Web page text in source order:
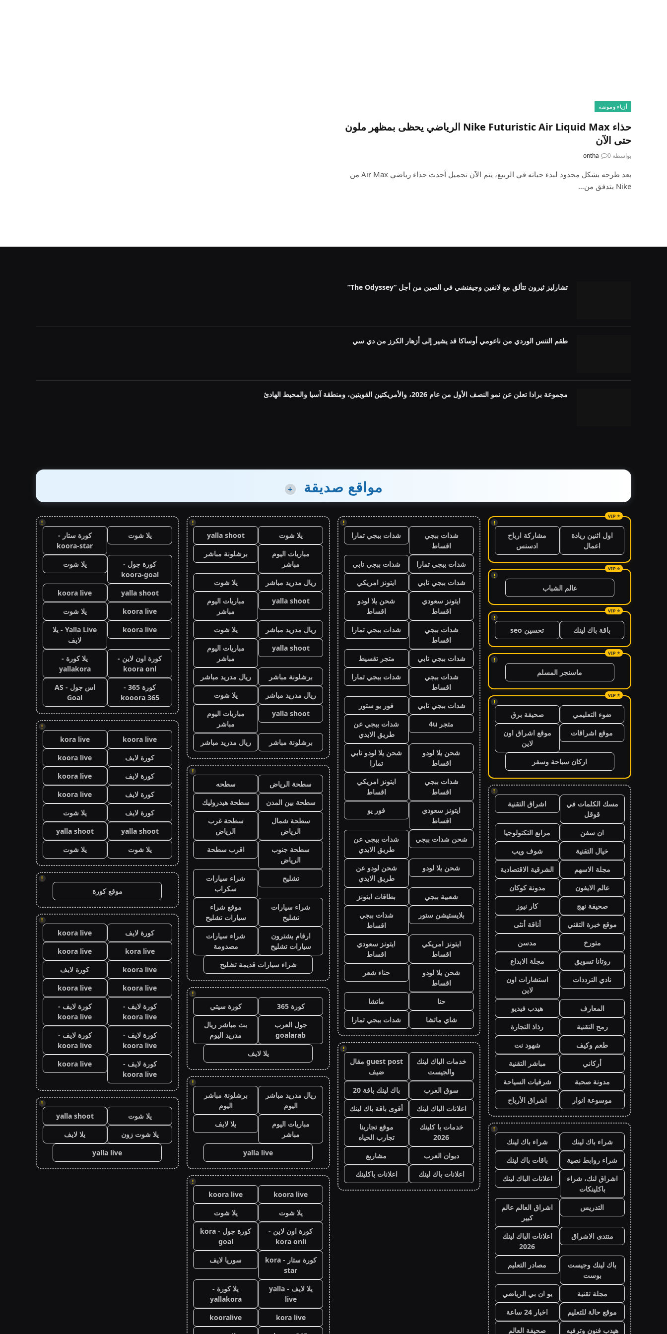
أزياء وموضة
حذاء Nike Futuristic Air Liquid Max الرياضي يحظى بمظهر ملون
حتى الآن
بواسطة ontha 0
بعد طرحه بشكل محدود لبدء حياته في الربيع، يتم الآن تحميل أحدث حذاء رياضي Air Max من
Nike بتدفق من…
تشارليز ثيرون تتألق مع لانفين وجيفنشي في الصين من أجل “The Odyssey”
طقم التنس الوردي من ناعومي أوساكا قد يشير إلى أزهار الكرز من دي سي
مجموعة برادا تعلن عن نمو النصف الأول من عام 2026، والأمريكتين القويتين، ومنطقة آسيا والمحيط الهادئ
مواقع صديقة +
!
اول اثنين ريادة
اعمال
مشاركة ارباح
ادسنس
!
عالم الشباب
!
باقة باك لينك تحسين seo
!
ماسنجر المسلم
!
ضوء التعليمي
صحيفة برق
موقع اشراقات
موقع اشراق اون
لاين
اركان سياحة وسفر
!
مسك الكلمات في
قوقل
اشراق التقنية
ان سفن
مرابع التكنولوجيا
خيال التقنية
شوف ويب
مجلة الاسهم
الشرقية الاقتصادية
عالم الايفون
مدونة كوكان
صحيفة نهج
كار نيوز
موقع خبرة التقني
أناقة أنثى
متورخ
مدسن
روتانا تسويق
مجلة الابداع
نادي الترددات
استشارات اون
لاين
المعارف
هيدب فيديو
رمح التقنية
رذاذ التجارة
طعم وكيف
شهود نت
أركاني
مباشر التقنية
مدونة صحبة
شرقيات السياحة
موسوعة انوار
اشراق الأرباح
!
شراء باك لينك
شراء باك لينك
شراء روابط نصية
باقات باك لينك
اشراق لنك، شراء
باكلينكات
اعلانات الباك لينك
التدريس
اشراق العالم عالم
كبير
منتدى الاشراق
اعلانات الباك لينك
2026
باك لينك وجيست
بوست
مصادر التعليم
مجلة تقنية
يو ان بي الرياضي
موقع حالة للتعليم
اخبار 24 ساعة
هيدب فنون وترفيه
صحيفة العالم
!
شدات ببجي
اقساط
شدات ببجي تمارا
شدات ببجي تمارا
شدات ببجي تابي
شدات ببجي تابي
ايتونز امريكي
ايتونز سعودي
اقساط
شحن يلا لودو
اقساط
شدات ببجي
اقساط
شدات ببجي تمارا
شدات ببجي تابي
متجر تقسيط
شدات ببجي
اقساط
شدات ببجي تمارا
شدات ببجي تابي
فور يو ستور
متجر 4u
شدات ببجي عن
طريق الايدي
شحن يلا لودو
اقساط
شحن يلا لودو تابي
تمارا
شدات ببجي
اقساط
ايتونز امريكي
اقساط
ايتونز سعودي
اقساط
فور يو
شحن شدات ببجي
شدات ببجي عن
طريق الايدي
شحن يلا لودو
شحن لودو عن
طريق الايدي
شعبية ببجي
بطاقات ايتونز
بلايستيشن ستور
شدات ببجي
اقساط
ايتونز امريكي
اقساط
ايتونز سعودي
اقساط
شحن يلا لودو
اقساط
حناء شعر
حنا
ماتشا
شاي ماتشا
شدات ببجي تمارا
!
خدمات الباك لينك
والجيست
guest post مقال
ضيف
سوق العرب
باك لينك باقة 20
اعلانات الباك لينك
أقوى باقة باك لينك
خدمات با كلينك
2026
موقع تجاربنا
تجارب الحياه
ديوان العرب
مشاريع
اعلانات باك لينك
اعلانات باكلينك
!
يلا شوت
yalla shoot
مباريات اليوم
مباشر
برشلونة مباشر
ريال مدريد مباشر
يلا شوت
yalla shoot
مباريات اليوم
مباشر
ريال مدريد مباشر
يلا شوت
yalla shoot
مباريات اليوم
مباشر
برشلونة مباشر
ريال مدريد مباشر
ريال مدريد مباشر
يلا شوت
yalla shoot
مباريات اليوم
مباشر
برشلونة مباشر
ريال مدريد مباشر
!
سطحة الرياض
سطحه
سطحة بين المدن
سطحة هيدروليك
سطحة شمال
الرياض
سطحة غرب
الرياض
سطحة جنوب
الرياض
اقرب سطحة
تشليح
شراء سيارات
سكراب
شراء سيارات
تشليح
موقع شراء
سيارات تشليح
ارقام يشترون
سيارات تشليح
شراء سيارات
مصدومة
شراء سيارات قديمة تشليح
!
كورة 365
كورة سيتي
جول العرب
goalarab
بث مباشر ريال
مدريد اليوم
يلا لايف
!
ريال مدريد مباشر
اليوم
برشلونة مباشر
اليوم
مباريات اليوم
مباشر
يلا لايف
yalla live
!
koora live
koora live
يلا شوت
يلا شوت
كورة اون لاين -
kora onli
كورة جول - kora
goal
كورة ستار - kora
star
سوريا لايف
يلا لايف - yalla
live
يلا كورة -
yallakora
kora live
kooralive
!
يلا شوت
كورة ستار -
koora-star
كورة جول -
koora-goal
يلا شوت
yalla shoot
koora live
koora live
يلا شوت
koora live
Yalla Live - يلا
لايف
كورة اون لاين -
koora onl
يلا كورة -
yallakora
كورة 365 -
kooora 365
اس جول - AS
Goal
!
koora live
kora live
كورة لايف
koora live
كورة لايف
koora live
كورة لايف
koora live
كورة لايف
يلا شوت
yalla shoot
yalla shoot
يلا شوت
يلا شوت
!
موقع كورة
!
كورة لايف
koora live
kora live
koora live
koora live
كورة لايف
koora live
koora live
كورة لايف -
koora live
كورة لايف -
koora live
كورة لايف -
koora live
كورة لايف -
koora live
كورة لايف -
koora live
koora live
!
يلا شوت
yalla shoot
يلا شوت زون
يلا لايف
yalla live